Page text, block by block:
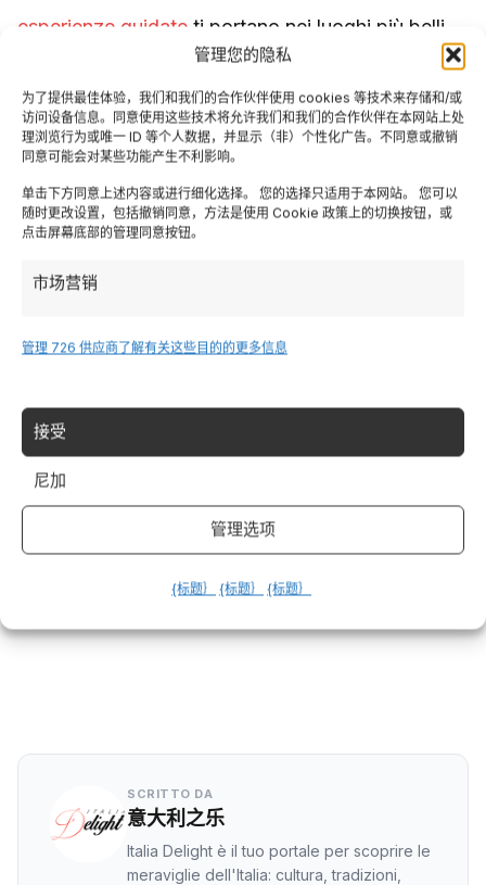
管理您的隐私
为了提供最佳体验，我们和我们的合作伙伴使用 cookies 等技术来存储和/或
访问设备信息。同意使用这些技术将允许我们和我们的合作伙伴在本网站上处
理浏览行为或唯一 ID 等个人数据，并显示（非）个性化广告。不同意或撤销
同意可能会对某些功能产生不利影响。
单击下方同意上述内容或进行细化选择。 您的选择只适用于本网站。 您可以
随时更改设置，包括撤销同意，方法是使用 Cookie 政策上的切换按钮，或
点击屏幕底部的管理同意按钮。
市场营销
管理 726 供应商了解有关这些目的的更多信息
接受
尼加
管理选项
{标题｝ {标题｝ {标题｝
esperienze guidate ti portano nei luoghi più belli
con la competenza di guide locali.
Tags: Ciambellone allo yogurt ,
Ciambellone senza burro
Impasto morbido e umido , 儿童小吃
Ricetta ciambellone soffice , Varianti ciambellone
Condividi questo articolo
在 Facebook 上
Twitter
LinkedIn
SCRITTO DA
意大利之乐
Italia Delight è il tuo portale per scoprire le
meraviglie dell'Italia: cultura, tradizioni,